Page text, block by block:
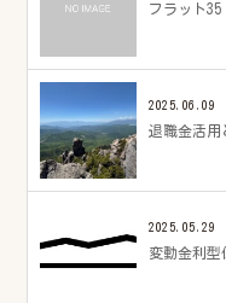
フラット
2025.06.09
退職金活用
2025.05.29
変動金利